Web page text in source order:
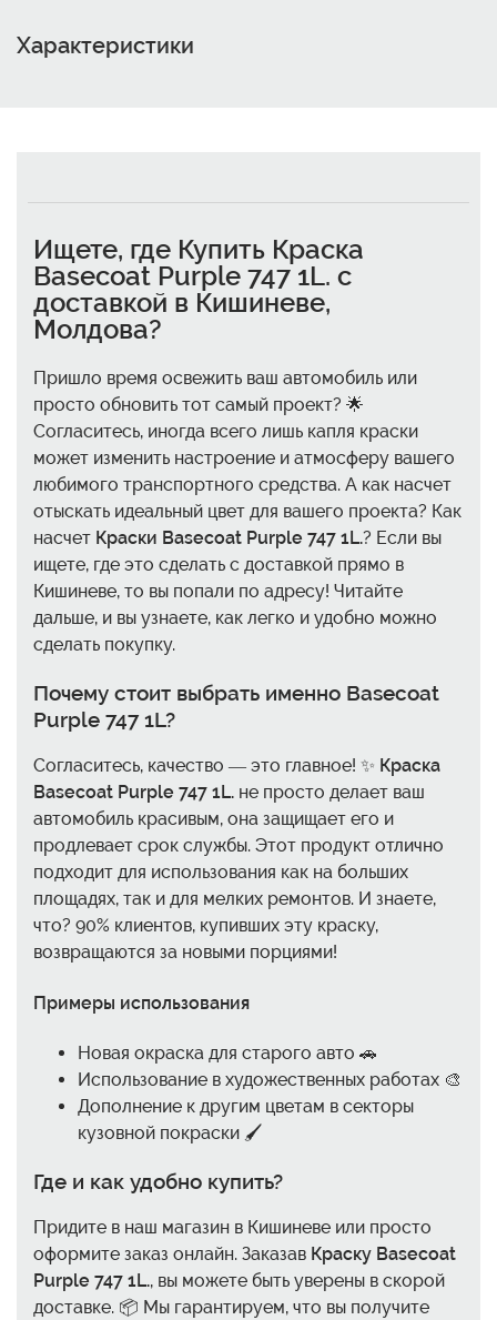
Характеристики
Ищете, где Купить Краска
Basecoat Purple 747 1L. с
доставкой в Кишиневе,
Молдова?
Пришло время освежить ваш автомобиль или
просто обновить тот самый проект? 🌟
Согласитесь, иногда всего лишь капля краски
может изменить настроение и атмосферу вашего
любимого транспортного средства. А как насчет
отыскать идеальный цвет для вашего проекта? Как
насчет Краски Basecoat Purple 747 1L.? Если вы
ищете, где это сделать с доставкой прямо в
Кишиневе, то вы попали по адресу! Читайте
дальше, и вы узнаете, как легко и удобно можно
сделать покупку.
Почему стоит выбрать именно Basecoat
Purple 747 1L?
Согласитесь, качество — это главное! ✨ Краска
Basecoat Purple 747 1L. не просто делает ваш
автомобиль красивым, она защищает его и
продлевает срок службы. Этот продукт отлично
подходит для использования как на больших
площадях, так и для мелких ремонтов. И знаете,
что? 90% клиентов, купивших эту краску,
возвращаются за новыми порциями!
Примеры использования
Новая окраска для старого авто 🚗
Использование в художественных работах 🎨
Дополнение к другим цветам в секторы
кузовной покраски 🖌️
Где и как удобно купить?
Придите в наш магазин в Кишиневе или просто
оформите заказ онлайн. Заказав Краску Basecoat
Purple 747 1L., вы можете быть уверены в скорой
доставке. 📦 Мы гарантируем, что вы получите